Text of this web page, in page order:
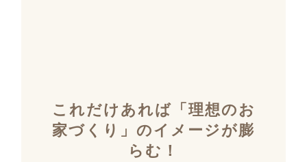
これだけあれば「理想のお
家づくり」のイメージが膨
らむ！